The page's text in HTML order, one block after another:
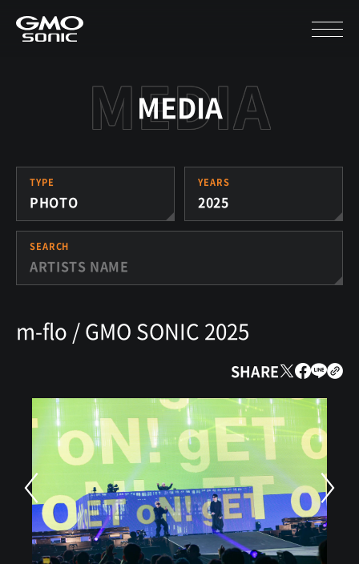
MEDIA
TYPE
PHOTO
YEARS
2025
SEARCH
m-flo / GMO SONIC 2025
SHARE